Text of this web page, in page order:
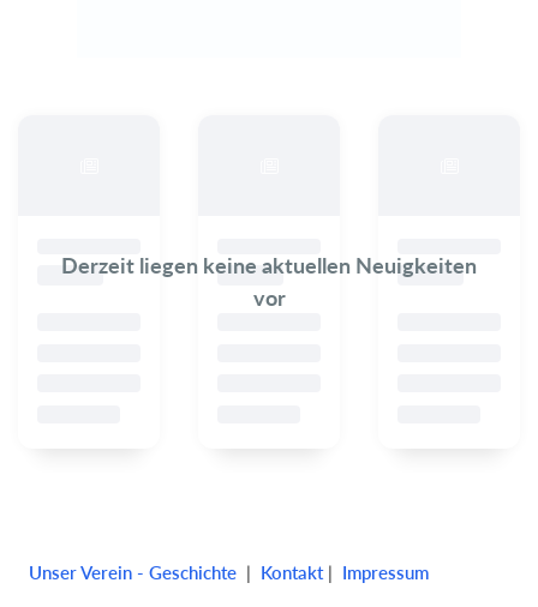
Derzeit liegen keine aktuellen Neuigkeiten
vor
Unser Verein - Geschichte | Kontakt| Impressum